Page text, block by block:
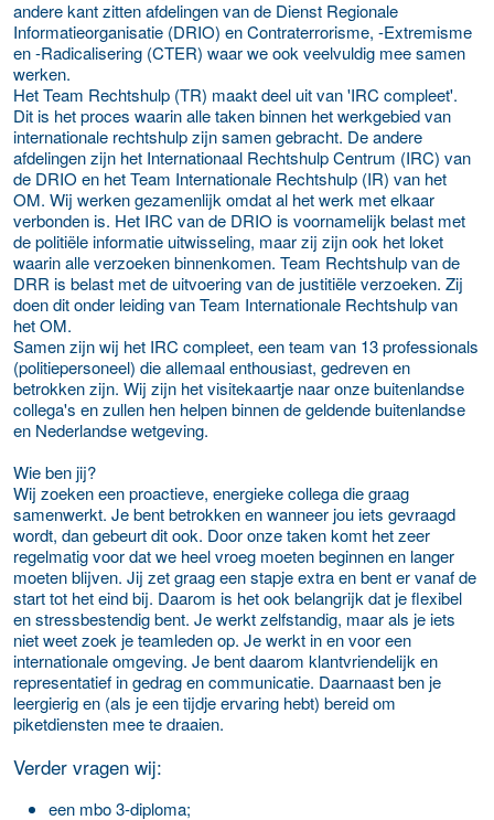
andere kant zitten afdelingen van de Dienst Regionale
Informatieorganisatie (DRIO) en Contraterrorisme, -Extremisme
en -Radicalisering (CTER) waar we ook veelvuldig mee samen
werken.
Het Team Rechtshulp (TR) maakt deel uit van 'IRC compleet'.
Dit is het proces waarin alle taken binnen het werkgebied van
internationale rechtshulp zijn samen gebracht. De andere
afdelingen zijn het Internationaal Rechtshulp Centrum (IRC) van
de DRIO en het Team Internationale Rechtshulp (IR) van het
OM. Wij werken gezamenlijk omdat al het werk met elkaar
verbonden is. Het IRC van de DRIO is voornamelijk belast met
de politiële informatie uitwisseling, maar zij zijn ook het loket
waarin alle verzoeken binnenkomen. Team Rechtshulp van de
DRR is belast met de uitvoering van de justitiële verzoeken. Zij
doen dit onder leiding van Team Internationale Rechtshulp van
het OM.
Samen zijn wij het IRC compleet, een team van 13 professionals
(politiepersoneel) die allemaal enthousiast, gedreven en
betrokken zijn. Wij zijn het visitekaartje naar onze buitenlandse
collega's en zullen hen helpen binnen de geldende buitenlandse
en Nederlandse wetgeving.
Wie ben jij?
Wij zoeken een proactieve, energieke collega die graag
samenwerkt. Je bent betrokken en wanneer jou iets gevraagd
wordt, dan gebeurt dit ook. Door onze taken komt het zeer
regelmatig voor dat we heel vroeg moeten beginnen en langer
moeten blijven. Jij zet graag een stapje extra en bent er vanaf de
start tot het eind bij. Daarom is het ook belangrijk dat je flexibel
en stressbestendig bent. Je werkt zelfstandig, maar als je iets
niet weet zoek je teamleden op. Je werkt in en voor een
internationale omgeving. Je bent daarom klantvriendelijk en
representatief in gedrag en communicatie. Daarnaast ben je
leergierig en (als je een tijdje ervaring hebt) bereid om
piketdiensten mee te draaien.
Verder vragen wij:
een mbo 3-diploma;